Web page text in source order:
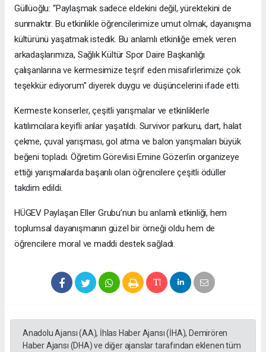
Güllüoğlu: “Paylaşmak sadece eldekini değil, yürektekini de
sunmaktır. Bu etkinlikle öğrencilerimize umut olmak, dayanışma
kültürünü yaşatmak istedik. Bu anlamlı etkinliğe emek veren
arkadaşlarımıza, Sağlık Kültür Spor Daire Başkanlığı
çalışanlarına ve kermesimize teşrif eden misafirlerimize çok
teşekkür ediyorum” diyerek duygu ve düşüncelerini ifade etti.
Kermeste konserler, çeşitli yarışmalar ve etkinliklerle
katılımcılara keyifli anlar yaşatıldı. Survivor parkuru, dart, halat
çekme, çuval yarışması, gol atma ve balon yarışmaları büyük
beğeni topladı. Öğretim Görevlisi Emine Gözen’in organizeye
ettiği yarışmalarda başarılı olan öğrencilere çeşitli ödüller
takdim edildi.
HÜGEV Paylaşan Eller Grubu’nun bu anlamlı etkinliği, hem
toplumsal dayanışmanın güzel bir örneği oldu hem de
öğrencilere moral ve maddi destek sağladı.
Anadolu Ajansı (AA), İhlas Haber Ajansı (İHA), Demirören
Haber Ajansı (DHA) ve diğer ajanslar tarafından eklenen tüm